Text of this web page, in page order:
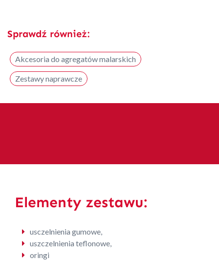
Sprawdź również:
Akcesoria do agregatów malarskich
Zestawy naprawcze
Elementy zestawu:
usczelnienia gumowe,
uszczelnienia teflonowe,
oringi